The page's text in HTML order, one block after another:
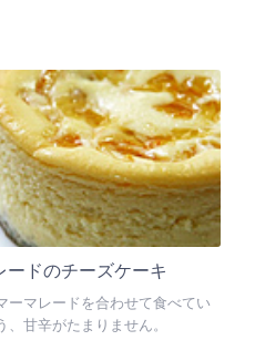
ードのチーズケーキ
ーマレードを合わせて食べてい
、甘辛がたまりません。